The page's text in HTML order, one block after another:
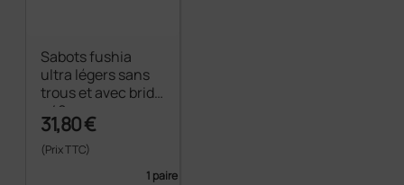
Sabots fushia
ultra légers sans
trous et avec bride
- 40
31,80 €
(Prix TTC)
1 paire